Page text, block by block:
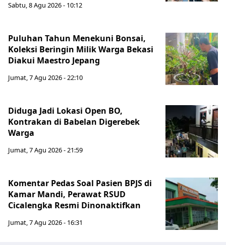
Sabtu, 8 Agu 2026 - 10:12
Puluhan Tahun Menekuni Bonsai,
Koleksi Beringin Milik Warga Bekasi
Diakui Maestro Jepang
Jumat, 7 Agu 2026 - 22:10
Diduga Jadi Lokasi Open BO,
Kontrakan di Babelan Digerebek
Warga
Jumat, 7 Agu 2026 - 21:59
Komentar Pedas Soal Pasien BPJS di
Kamar Mandi, Perawat RSUD
Cicalengka Resmi Dinonaktifkan
Jumat, 7 Agu 2026 - 16:31